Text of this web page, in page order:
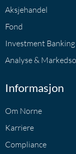
Aksjehandel
Fond
Investment Banking
Analyse &
Informasjon
Om Norne
Karriere
Compliance